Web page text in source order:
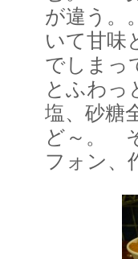
が違う
いて甘味
でしまっ
とふわ
塩、砂糖
ど～。
フォン、